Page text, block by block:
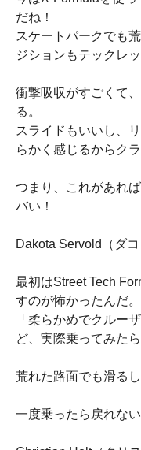
だね！
スケートパークでも
ジションもテックレッ
衝撃吸収がすごくて
る。
スライドもいいし、
らかく感じるからク
つまり、これがあれ
バい！
Dakota Servold（ダ
最初はStreet Tech
すのが怖かったんだ。
「柔らかめでクルー
ど、実際乗ってみた
荒れた路面でも滑る
一度乗ったら戻れない